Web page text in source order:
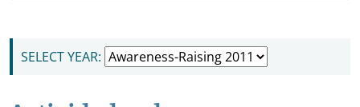
NAVEGACIÓN PRINCIPAL
SELECT YEAR: